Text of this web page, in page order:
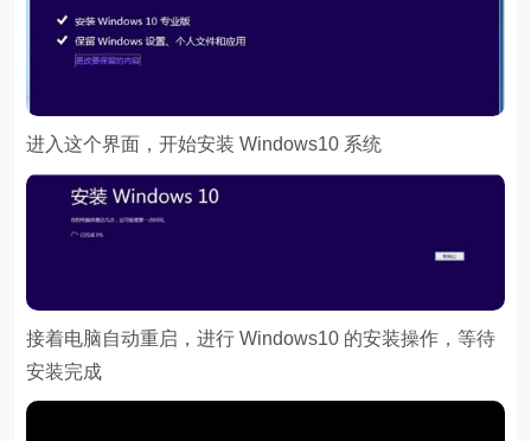
进入这个界面，开始安装 Windows10 系统
接着电脑自动重启，进行 Windows10 的安装操作，等待
安装完成